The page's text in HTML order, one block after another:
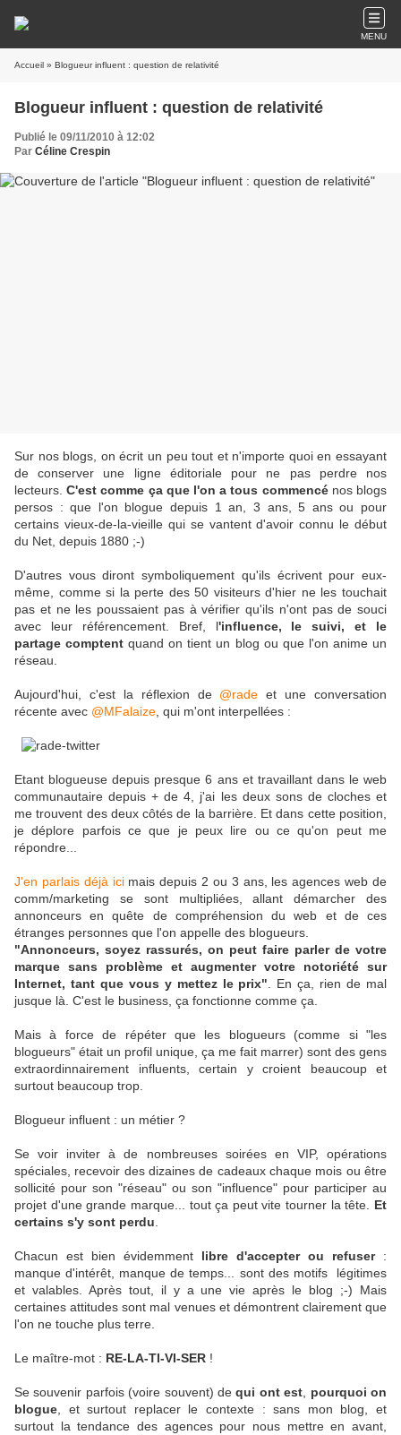
MENU
Accueil » Blogueur influent : question de relativité
Blogueur influent : question de relativité
Publié le 09/11/2010 à 12:02
Par Céline Crespin
Sur nos blogs, on écrit un peu tout et n'importe quoi en essayant
de conserver une ligne éditoriale pour ne pas perdre nos
lecteurs.C'est comme ça que l'on a tous commencénos blogs
persos : que l'on blogue depuis 1 an, 3 ans, 5 ans ou pour
certains vieux-de-la-vieille qui se vantent d'avoir connu le début
du Net, depuis 1880 ;-)
D'autres vous diront symboliquement qu'ils écrivent pour eux-
même, comme si la perte des 50 visiteurs d'hier ne les touchait
pas et ne les poussaient pas à vérifier qu'ils n'ont pas de souci
avec leur référencement. Bref, l'influence, le suivi, et le
partage comptent quand on tient un blog ou que l'on anime un
réseau.
Aujourd'hui, c'est la réflexion de @rade et une conversation
récente avec @MFalaize , qui m'ont interpellées :
Etant blogueuse depuis presque 6 ans et travaillant dans le web
communautaire depuis + de 4, j'ai les deux sons de cloches et
me trouvent des deux côtés de la barrière. Et dans cette position,
je déplore parfois ce que je peux lire ou ce qu'on peut me
répondre...
J'en parlais déjà icimais depuis 2 ou 3 ans, les agences web de
comm/marketing se sont multipliées, allant démarcher des
annonceurs en quête de compréhension du web et de ces
étranges personnes que l'on appelle des blogueurs.
"Annonceurs, soyez rassurés, on peut faire parler de votre
marque sans problème et augmenter votre notoriété sur
Internet, tant que vous y mettez le prix" . En ça, rien de mal
jusque là. C'est le business, ça fonctionne comme ça.
Mais à force de répéter que les blogueurs (comme si "les
blogueurs" était un profil unique, ça me fait marrer) sont des gens
extraordinnairement influents, certain y croient beaucoup et
surtout beaucoup trop.
Blogueur influent : un métier ?
Se voir inviter à de nombreuses soirées en VIP, opérations
spéciales, recevoir des dizaines de cadeaux chaque mois ou être
sollicité pour son "réseau" ou son "influence" pour participer au
projet d'une grande marque... tout ça peut vite tourner la tête. Et
certains s'y sont perdu
Chacun est bien évidemment libre d'accepter ou refuser:
manque d'intérêt, manque de temps... sont des motifs légitimes
et valables. Après tout, il y a une vie après le blog ;-) Mais
certaines attitudes sont mal venues et démontrent clairement que
l'on ne touche plus terre.
Le maître-mot : RE-LA-TI-VI-SER !
Se souvenir parfois (voire souvent) dequi ont est
pourquoi on
blogue , et surtout replacer le contexte : sans mon blog, et
surtout la tendance des agences pour nous mettre en avant,